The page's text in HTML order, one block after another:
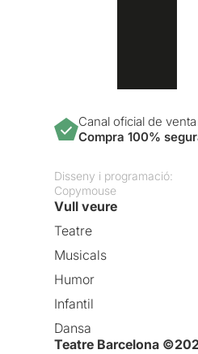
Canal oficial de venta
Compra 100%
Disseny i programació:
Copymouse
Vull veure
Teatre
Musicals
Humor
Infantil
Dansa
Teatre Barcelona